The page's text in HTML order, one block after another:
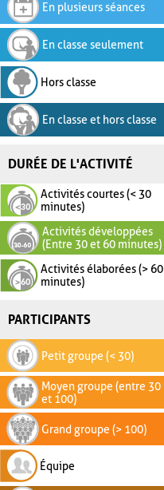
En plusieurs séances
En classe seulement
Hors classe
En classe et hors classe
DURÉE DE L'ACTIVITÉ
Activités courtes (< 30
minutes)
Activités développées
(Entre 30 et 60 minutes)
Activités élaborées (> 60
minutes)
PARTICIPANTS
Petit groupe (< 30)
Moyen groupe (entre 30
et 100)
Grand groupe (> 100)
Équipe